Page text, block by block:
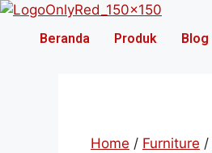
Skip
Beranda Produk Blog
Home / Furniture /